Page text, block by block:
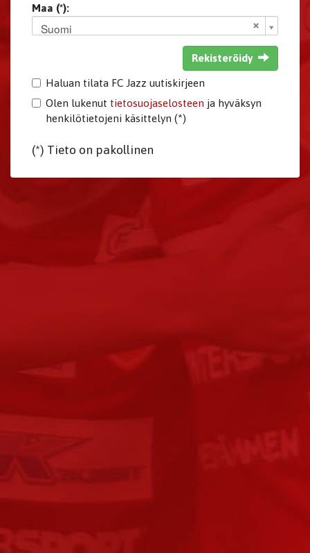
Maa (*):
Suomi
Rekisteröidy
Haluan tilata FC Jazz uutiskirjeen
Olen lukenut tietosuojaselosteen ja hyväksyn
henkilötietojeni käsittelyn (*)
(*) Tieto on pakollinen